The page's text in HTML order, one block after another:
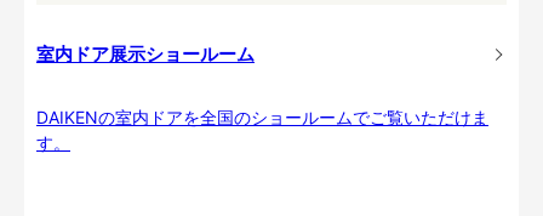
室内ドア展示ショールーム
DAIKENの室内ドアを全国のショールームでご覧いただけま
す。